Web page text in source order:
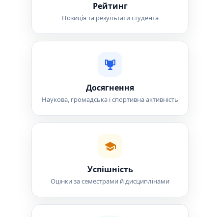
Рейтинг
Позиція та результати студента
Досягнення
Наукова, громадська і спортивна активність
Успішність
Оцінки за семестрами й дисциплінами